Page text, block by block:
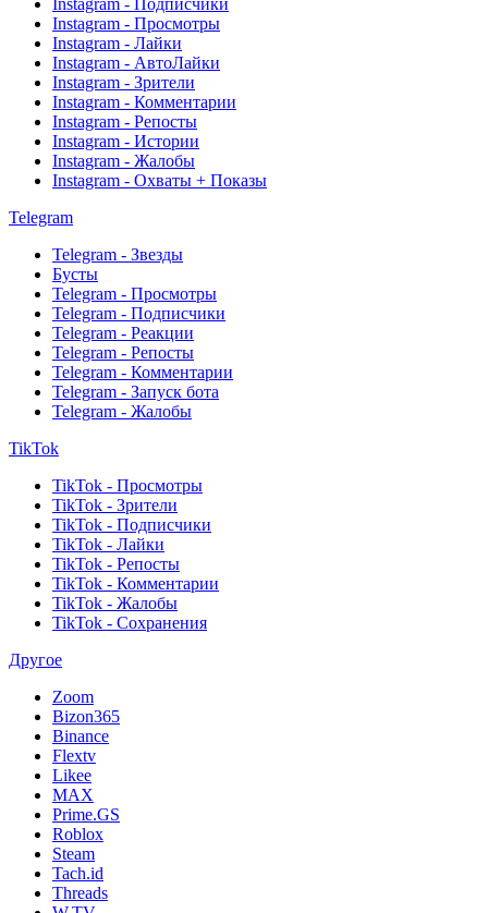
Instagram - Подписчики
Instagram - Просмотры
Instagram - Лайки
Instagram - АвтоЛайки
Instagram - Зрители
Instagram - Комментарии
Instagram - Репосты
Instagram - Истории
Instagram - Жалобы
Instagram - Охваты + Показы
Telegram
Telegram - Звезды
Бусты
Telegram - Просмотры
Telegram - Подписчики
Telegram - Реакции
Telegram - Репосты
Telegram - Комментарии
Telegram - Запуск бота
Telegram - Жалобы
TikTok
TikTok - Просмотры
TikTok - Зрители
TikTok - Подписчики
TikTok - Лайки
TikTok - Репосты
TikTok - Комментарии
TikTok - Жалобы
TikTok - Сохранения
Другое
Zoom
Bizon365
Binance
Flextv
Likee
MAX
Prime.GS
Roblox
Steam
Tach.id
Threads